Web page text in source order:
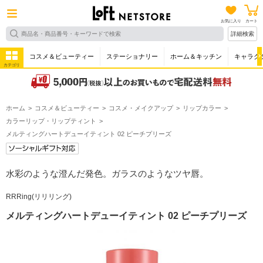
お気に入り カート
詳細検索
カテゴリ
コスメ＆ビューティー ステーショナリー ホーム＆キッチン キャラク
ホーム コスメ＆ビューティー コスメ・メイクアップ
リップカラー
カラーリップ・リップティント
メルティングハートデューイティント 02 ピーチプリーズ
水彩のような澄んだ発色。ガラスのようなツヤ唇。
RRRing(リリリング)
メルティングハートデューイティント 02 ピーチプリーズ